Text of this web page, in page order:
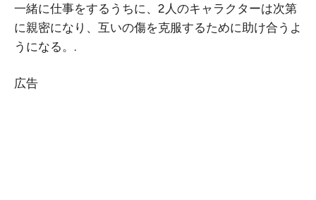
一緒に仕事をするうちに、2人のキャラクターは次第
に親密になり、互いの傷を克服するために助け合うよ
うになる。.
広告